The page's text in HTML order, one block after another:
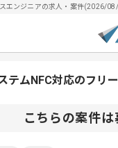
スエンジニアの求人・案件(2026/
テムNFC対応のフリ
こちらの案件